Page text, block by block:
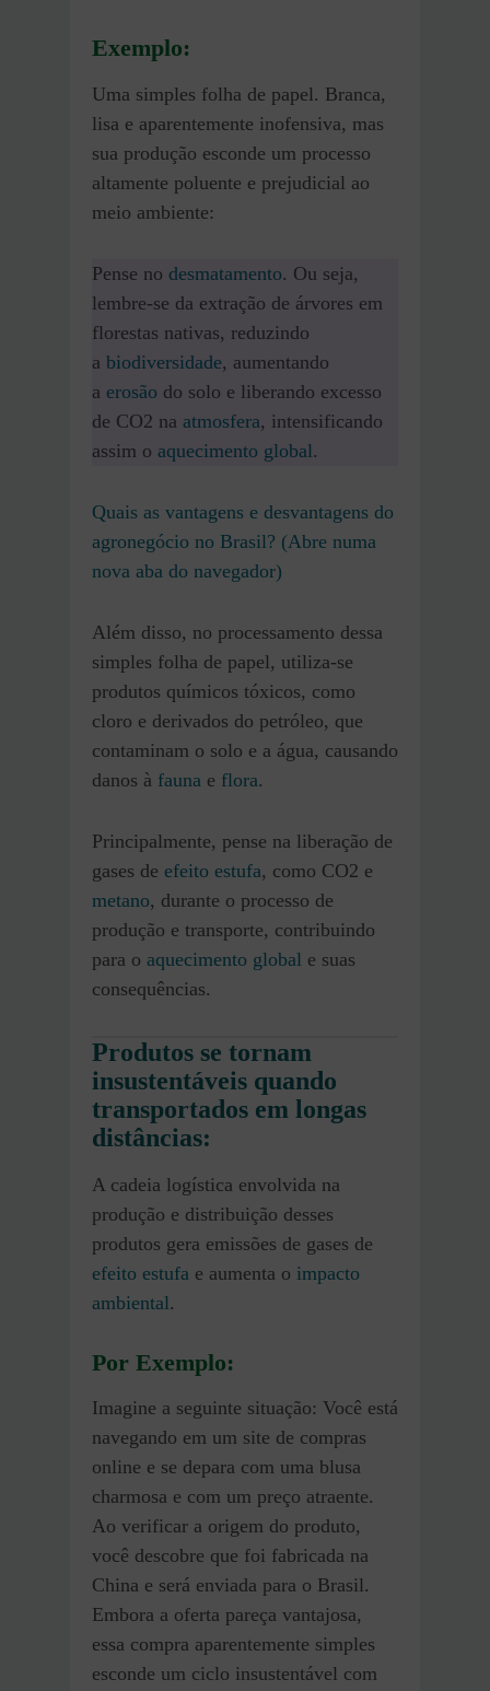
Exemplo:
Uma simples folha de papel. Branca,
lisa e aparentemente inofensiva, mas
sua produção esconde um processo
altamente poluente e prejudicial ao
meio ambiente:
Pense no desmatamento. Ou seja,
lembre-se da extração de árvores em
florestas nativas, reduzindo
a biodiversidade, aumentando
a erosão do solo e liberando excesso
de CO2 na atmosfera, intensificando
assim o aquecimento global.
Quais as vantagens e desvantagens do
agronegócio no Brasil? (Abre numa
nova aba do navegador)
Além disso, no processamento dessa
simples folha de papel, utiliza-se
produtos químicos tóxicos, como
cloro e derivados do petróleo, que
contaminam o solo e a água, causando
danos à fauna e flora.
Principalmente, pense na liberação de
gases de efeito estufa, como CO2 e
metano, durante o processo de
produção e transporte, contribuindo
para o aquecimento global e suas
consequências.
Produtos se tornam
insustentáveis quando
transportados em longas
distâncias:
A cadeia logística envolvida na
produção e distribuição desses
produtos gera emissões de gases de
efeito estufa e aumenta o impacto
ambiental.
Por Exemplo:
Imagine a seguinte situação: Você está
navegando em um site de compras
online e se depara com uma blusa
charmosa e com um preço atraente.
Ao verificar a origem do produto,
você descobre que foi fabricada na
China e será enviada para o Brasil.
Embora a oferta pareça vantajosa,
essa compra aparentemente simples
esconde um ciclo insustentável com